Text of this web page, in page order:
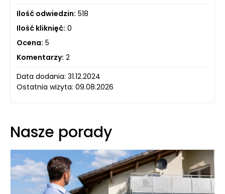
Ilość odwiedzin: 518
Ilość kliknięć: 0
Ocena: 5
Komentarzy: 2
Data dodania: 31.12.2024
Ostatnia wizyta: 09.08.2026
Nasze porady